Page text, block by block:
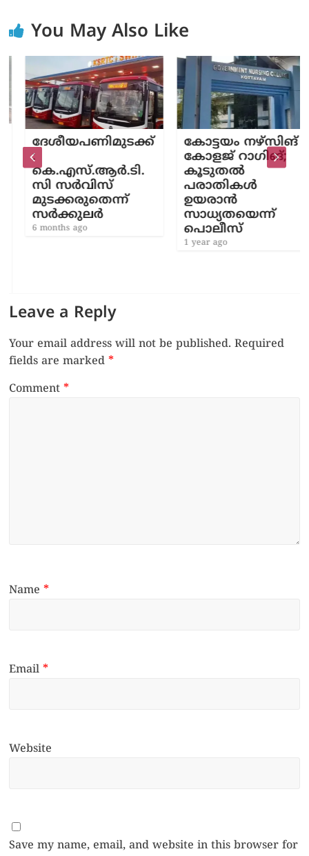
You May Also Like
ദേശീയപണിമുടക്ക്
കെ.എസ്.ആർ.ടി.
സി സർവിസ്
മുടക്കരുതെന്ന്
സർക്കുലർ
6 months ago
കോട്ടയം നഴ്സിങ്
കോളജ് റാഗിങ്;
കൂടുതൽ
പരാതികൾ
ഉയരാൻ
സാധ്യതയെന്ന്
പൊലീസ്
1 year ago
Leave a Reply
Your email address will not be published. Required
fields are marked*
Comment*
Name*
Email*
Website
Save my name, email, and website in this browser for